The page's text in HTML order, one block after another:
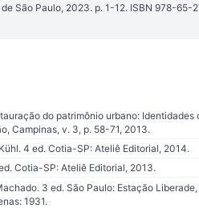
São Paulo, 2023. p. 1-12. ISBN 978-65-
do patrimônio urbano:
Campinas, v. 3, p. 58-71, 2013.
4 ed. Cotia-SP: Ateliê Editorial, 2014.
Cotia-SP: Ateliê Editorial, 2013.
3 ed. São Paulo: Estação
1931.